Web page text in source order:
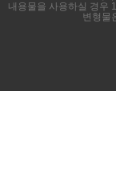
내용물을 사용하실 경우
변형물